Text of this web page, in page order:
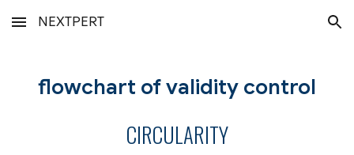
Skip to main content Skip to navigation
NEXTPERT
flowchart of validity control
CIRCULARITY